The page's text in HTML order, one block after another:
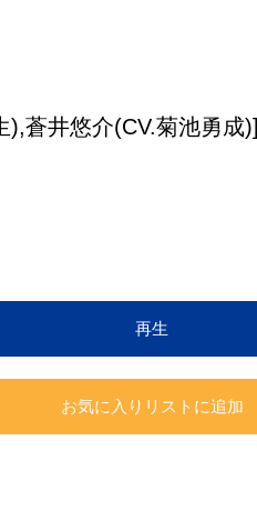
),蒼井悠介(CV.菊池勇成)]
再生
お気に入りリストに追加